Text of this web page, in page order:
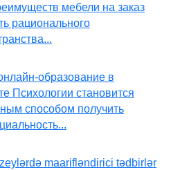
мебели на заказ
рационального
образование в
Психологии становится
способом получить
maarifləndirici tədbirlər